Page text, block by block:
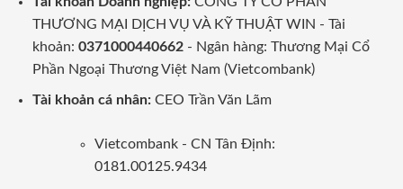
THƯƠNG MẠI DỊCH VỤ VÀ KỸ THUẬT WIN - Tài
khoản: 0371000440662- Ngân hàng: Thương Mại Cổ
Phần Ngoại Thương Việt Nam (Vietcombank)
Tài khoản cá nhân: CEO Trần Văn Lãm
Vietcombank - CN Tân Định:
0181.00125.9434